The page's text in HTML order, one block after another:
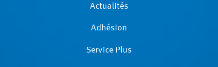
Actualités
Adhésion
Service Plus